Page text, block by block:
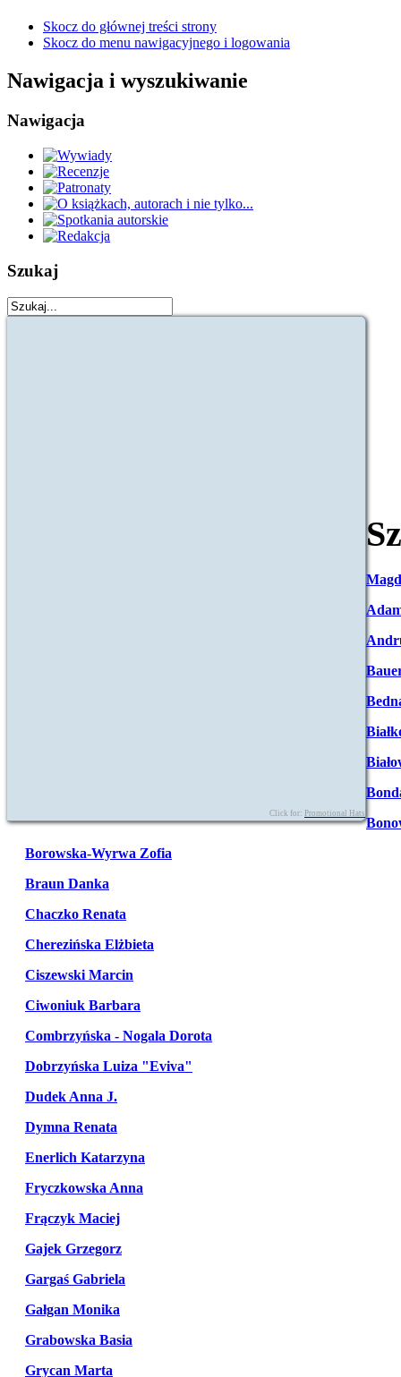
Skocz do głównej treści strony
Skocz do menu nawigacyjnego i logowania
Nawigacja i wyszukiwanie
Nawigacja
Szukaj
Click for: Promotional Hats
Borowska-Wyrwa Zofia
Braun Danka
Chaczko Renata
Cherezińska Elżbieta
Ciszewski Marcin
Ciwoniuk Barbara
Combrzyńska - Nogala Dorota
Dobrzyńska Luiza "Eviva"
Dudek Anna J.
Dymna Renata
Enerlich Katarzyna
Fryczkowska Anna
Frączyk Maciej
Gajek Grzegorz
Gargaś Gabriela
Gałgan Monika
Grabowska Basia
Grycan Marta